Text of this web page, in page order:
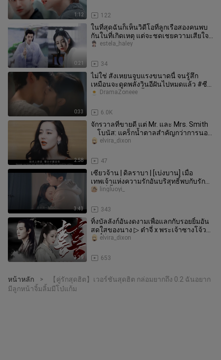
1:12 122
0:21
ในที่สุดฉันก็เห็นวิดีโอที่ลูกเรือสองคนพบ
กันในที่เกิดเหตุ แต่จะชดเชยความเสียใจที่
ไม่ได้ร่วมงานกันได้อ
34
estela_haley
0:33
ไม่ใช่ สังเหยนจูบแรงขนาดนี้ จนรู้สึก
เหมือนจะดูดพลังวินอีฝันไปหมดแล้ว #ซี
รีส์จีบผัวยาก#ไป๋จิ้งถิงจางร
6.0K
DramaZoneee
2:58
จักรวาลที่ขายดี แต่ Mr. และ Mrs. Smith
⠀ โบนัส: แคร็กน้ำตาลสำคัญกว่าการนอน
หลับ [ขายดี] [Dilraba X Xi
47
elvira_dixon
3:43
เซียวจ้าน | ดิลราบา | [เบ่งบาน] เมื่อ
เทพเจ้าแห่งความรักอันบริสุทธิ์พบกับรัก
แรกที่ขี้เมา
343
lingluoyi_
3:39
ทิ้งบัลลังก์อันงดงามเพื่อแลกกับรอยยิ้มอัน
สดใสของนาง ▷ ต๋าจี่ x พระเจ้าซางโจ้ว
【ตี๋ลี่เร่อปา x เซียวจ
653
elvira_dixon
หน้าหลัก >
【คู่รักสุดฮิต】เวอร์ชันสุดฮิต กล่อมยากถึง 0.2 ฉันอยาก
มีลูกหน้าจิ้มลิ้มมีโบ๋แก้ม